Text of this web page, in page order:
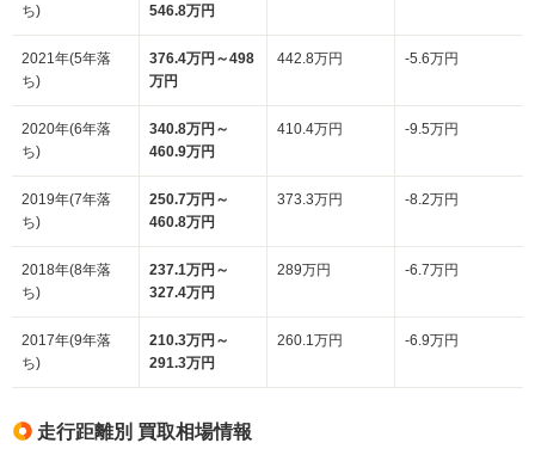
ち)
546.8万円
2021年(5年落
ち)
376.4万円～498
万円
442.8万円 -5.6万円
2020年(6年落
ち)
340.8万円～
460.9万円
410.4万円 -9.5万円
2019年(7年落
ち)
250.7万円～
460.8万円
373.3万円 -8.2万円
2018年(8年落
ち)
237.1万円～
327.4万円
289万円 -6.7万円
2017年(9年落
ち)
210.3万円～
291.3万円
260.1万円 -6.9万円
走行距離別 買取相場情報